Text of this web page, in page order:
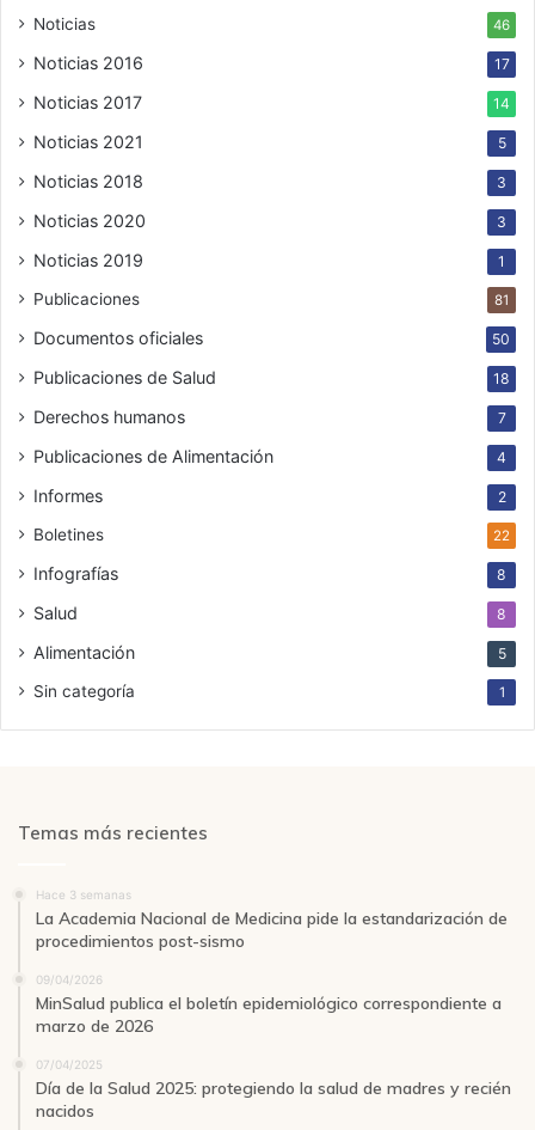
Noticias 46
Noticias 2016 17
Noticias 2017 14
Noticias 2021 5
Noticias 2018 3
Noticias 2020 3
Noticias 2019 1
Publicaciones 81
Documentos oficiales 50
Publicaciones de Salud 18
Derechos humanos 7
Publicaciones de Alimentación 4
Informes 2
Boletines 22
Infografías 8
Salud 8
Alimentación 5
Sin categoría 1
Temas más recientes
Hace 3 semanas
La Academia Nacional de Medicina pide la estandarización de
procedimientos post-sismo
09/04/2026
MinSalud publica el boletín epidemiológico correspondiente a
marzo de 2026
07/04/2025
Día de la Salud 2025: protegiendo la salud de madres y recién
nacidos